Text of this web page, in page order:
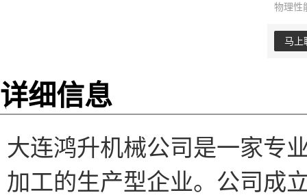
物理性
马上
详细信息
大连鸿升机械公司是一家专
加工的生产型企业。公司成